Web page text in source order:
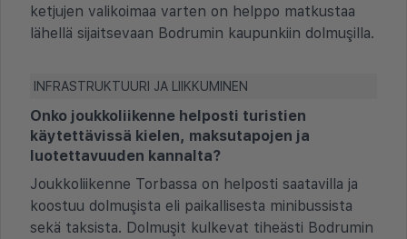
ketjujen valikoimaa varten on helppo matkustaa
lähellä sijaitsevaan Bodrumin kaupunkiin dolmuşilla.
INFRASTRUKTUURI JA LIIKKUMINEN
Onko joukkoliikenne helposti turistien
käytettävissä kielen, maksutapojen ja
luotettavuuden kannalta?
Joukkoliikenne Torbassa on helposti saatavilla ja
koostuu dolmuşista eli paikallisesta minibussista
sekä taksista. Dolmuşit kulkevat tiheästi Bodrumin